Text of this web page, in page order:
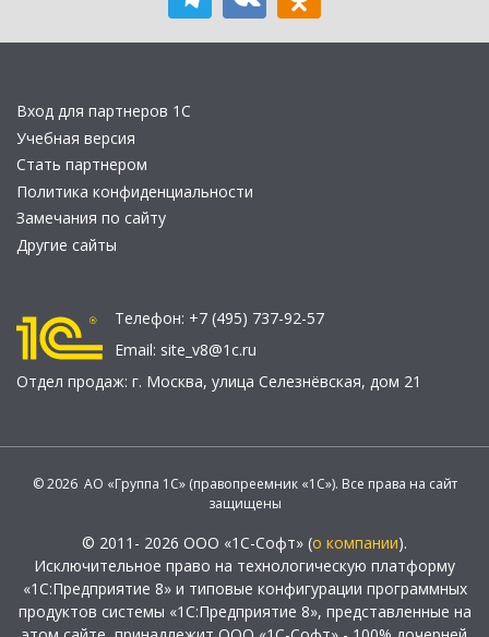
Вход для партнеров 1С
Учебная версия
Стать партнером
Политика конфиденциальности
Замечания по сайту
Другие сайты
Телефон: +7 (495) 737-92-57
Email: site_v8@1c.ru
Отдел продаж: г. Москва, улица Селезнёвская, дом 21
© 2026 АО «Группа 1С» (правопреемник «1С»). Все права на сайт
защищены
© 2011- 2026 ООО «1С-Софт» (о компании).
Исключительное право на технологическую платформу
«1С:Предприятие 8» и типовые конфигурации программных
продуктов системы «1С:Предприятие 8», представленные на